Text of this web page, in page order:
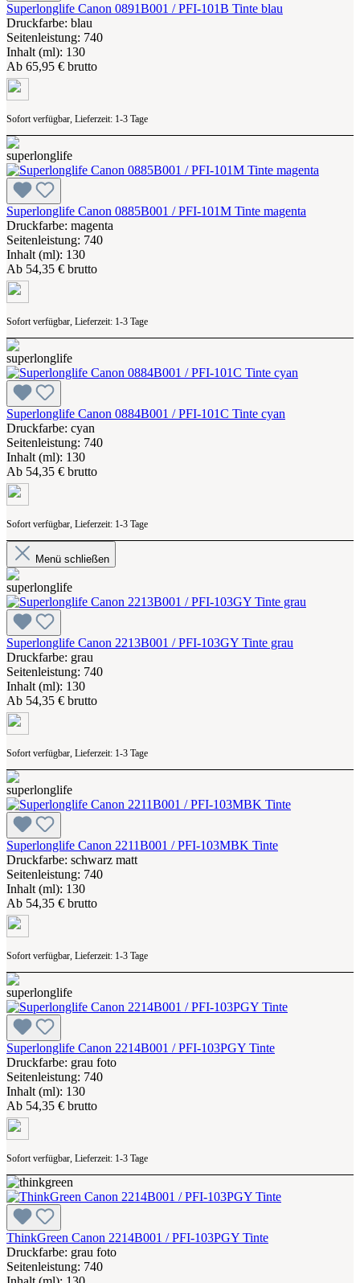
Superlonglife Canon 0891B001 / PFI-101B Tinte blau
Druckfarbe: blau
Seitenleistung: 740
Inhalt (ml): 130
Ab 65,95 € brutto
Sofort verfügbar, Lieferzeit: 1-3 Tage
Superlonglife Canon 0885B001 / PFI-101M Tinte magenta
Druckfarbe: magenta
Seitenleistung: 740
Inhalt (ml): 130
Ab 54,35 € brutto
Sofort verfügbar, Lieferzeit: 1-3 Tage
Superlonglife Canon 0884B001 / PFI-101C Tinte cyan
Druckfarbe: cyan
Seitenleistung: 740
Inhalt (ml): 130
Ab 54,35 € brutto
Sofort verfügbar, Lieferzeit: 1-3 Tage
Menü schließen
Superlonglife Canon 2213B001 / PFI-103GY Tinte grau
Druckfarbe: grau
Seitenleistung: 740
Inhalt (ml): 130
Ab 54,35 € brutto
Sofort verfügbar, Lieferzeit: 1-3 Tage
Superlonglife Canon 2211B001 / PFI-103MBK Tinte
Druckfarbe: schwarz matt
Seitenleistung: 740
Inhalt (ml): 130
Ab 54,35 € brutto
Sofort verfügbar, Lieferzeit: 1-3 Tage
Superlonglife Canon 2214B001 / PFI-103PGY Tinte
Druckfarbe: grau foto
Seitenleistung: 740
Inhalt (ml): 130
Ab 54,35 € brutto
Sofort verfügbar, Lieferzeit: 1-3 Tage
ThinkGreen Canon 2214B001 / PFI-103PGY Tinte
Druckfarbe: grau foto
Seitenleistung: 740